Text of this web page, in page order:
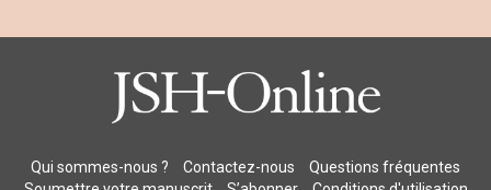
Qui sommes-nous ? Contactez-nous
Questions fréquentes